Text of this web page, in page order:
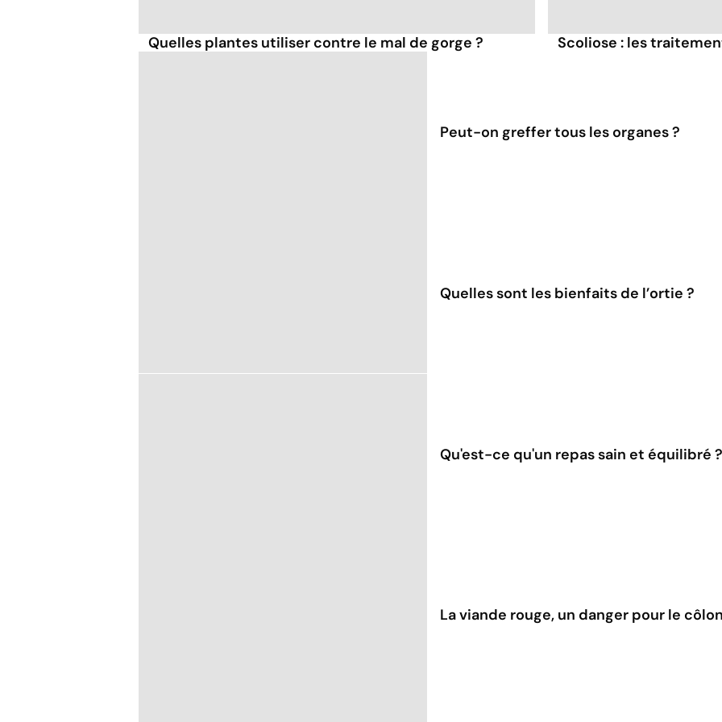
Quelles plantes utiliser contre le mal de gorge ? Scoliose : les
Peut-on greffer tous les organes ?
Quelles sont les bienfaits de l’ortie ?
Qu'est-ce qu'un repas sain et équilibré ?
La viande rouge, un danger pour le